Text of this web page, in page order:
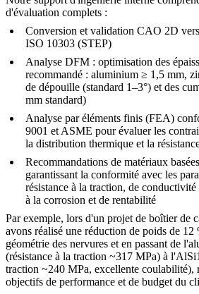
d'évaluation complets :
Conversion et validation CAO 2D
ISO 10303 (STEP)
Analyse DFM : optimisation des
recommandé : aluminium ≥ 1,5 mm,
de dépouille (standard 1–3°) et des
mm standard)
Analyse par éléments finis (FEA)
9001 et ASME pour évaluer les
la distribution thermique et la
Recommandations de matériaux
garantissant la conformité avec les
résistance à la traction, de
à la corrosion et de rentabilité
Par exemple, lors d'un projet de boîtier de
avons réalisé une réduction de poids de 12
géométrie des nervures et en passant de
(résistance à la traction ~317 MPa) à l'
traction ~240 MPa, excellente coulabilité),
objectifs de performance et de budget du